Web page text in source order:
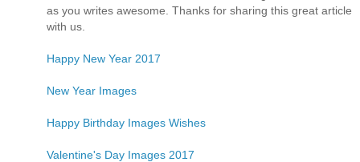
as you writes awesome. Thanks for sharing this great article
with us.
Happy New Year 2017
New Year Images
Happy Birthday Images Wishes
Valentine's Day Images 2017